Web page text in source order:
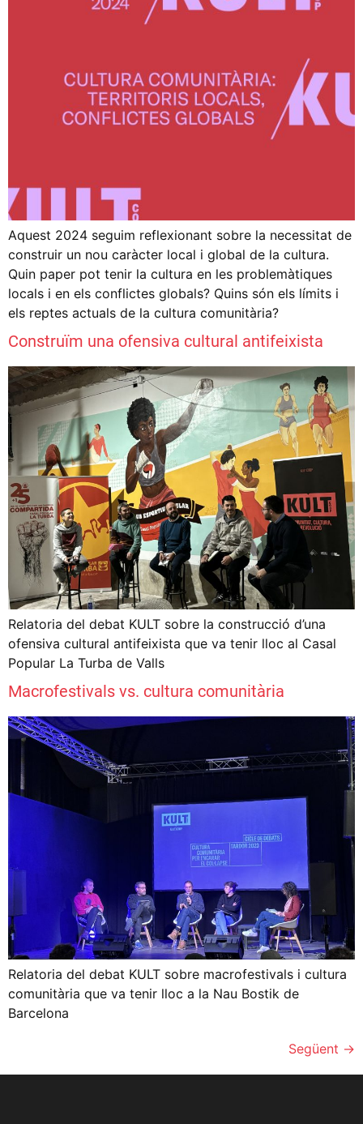
Aquest 2024 seguim reflexionant sobre la necessitat de
construir un nou caràcter local i global de la cultura.
Quin paper pot tenir la cultura en les problemàtiques
locals i en els conflictes globals? Quins són els límits i
els reptes actuals de la cultura comunitària?
Construïm una ofensiva cultural antifeixista
Relatoria del debat KULT sobre la construcció d’una
ofensiva cultural antifeixista que va tenir lloc al Casal
Popular La Turba de Valls
Macrofestivals vs. cultura comunitària
Relatoria del debat KULT sobre macrofestivals i cultura
comunitària que va tenir lloc a la Nau Bostik de
Barcelona
Següent →